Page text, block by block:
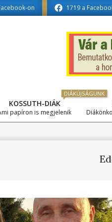
tagozat szerkesztésében
on 1719 a
KOSSUTH-DIÁK
DIÁKÚJSÁGUNK
papíron is megjelenik